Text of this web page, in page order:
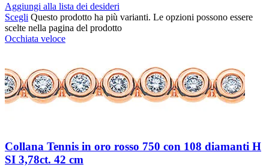
Aggiungi alla lista dei desideri
Scegli Questo prodotto ha più varianti. Le opzioni possono essere
scelte nella pagina del prodotto
Occhiata veloce
Collana Tennis in oro rosso 750 con 108 diamanti H
SI 3,78ct. 42 cm